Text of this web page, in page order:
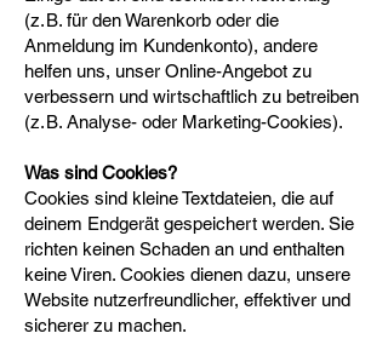
(z. B. für den Warenkorb oder die
Anmeldung im Kundenkonto), andere
helfen uns, unser Online-Angebot zu
verbessern und wirtschaftlich zu betreiben
(z. B. Analyse- oder Marketing-Cookies).
Was sind Cookies?
Cookies sind kleine Textdateien, die auf
deinem Endgerät gespeichert werden. Sie
richten keinen Schaden an und enthalten
keine Viren. Cookies dienen dazu, unsere
Website nutzerfreundlicher, effektiver und
sicherer zu machen.